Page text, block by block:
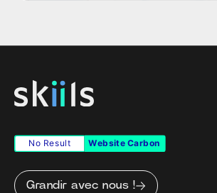
No Result Website Carbon
Grandir avec nous !